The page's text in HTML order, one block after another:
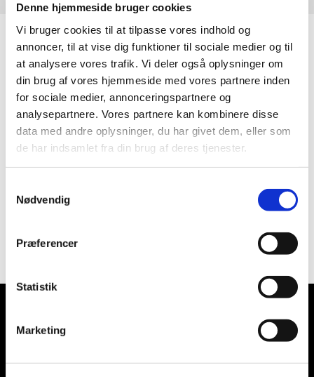
Denne hjemmeside bruger cookies
Vi bruger cookies til at tilpasse vores indhold og
annoncer, til at vise dig funktioner til sociale medier og til
at analysere vores trafik. Vi deler også oplysninger om
din brug af vores hjemmeside med vores partnere inden
for sociale medier, annonceringspartnere og
analysepartnere. Vores partnere kan kombinere disse
data med andre oplysninger, du har givet dem, eller som
de har indsamlet fra din brug af deres tjenester.
Nødvendig
Præferencer
Statistik
Marketing
Du vil måske også kunne lide...